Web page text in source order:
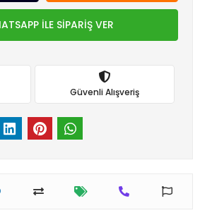
İLE SİPARİŞ VER
Güvenli Alışveriş